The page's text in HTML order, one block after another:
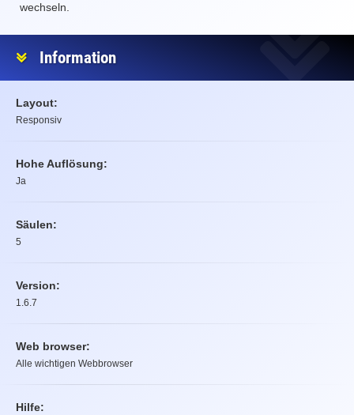
wechseln.
Information
Layout:
Responsiv
Hohe Auflösung:
Ja
Säulen:
5
Version:
1.6.7
Web browser:
Alle wichtigen Webbrowser
Hilfe: